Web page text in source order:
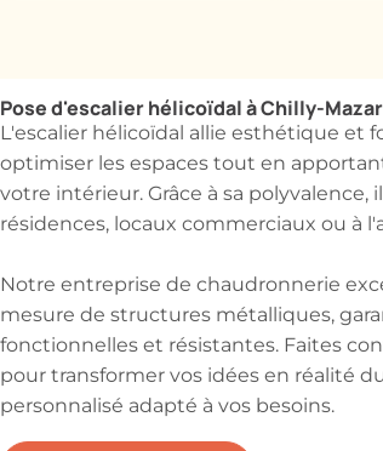
Pose d'escalier hélicoïdal à Chilly-
L'escalier hélicoïdal allie esthétique et
optimiser les espaces tout en
votre intérieur. Grâce à sa polyvalence,
résidences, locaux commerciaux ou à
Notre entreprise de chaudronnerie
mesure de structures métalliques,
fonctionnelles et résistantes. Faites
pour transformer vos idées en réalité
personnalisé adapté à vos besoins.